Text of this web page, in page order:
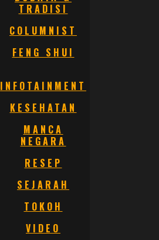
TRADISI
COLUMNIST
FENG SHUI
INFOTAINMENT
KESEHATAN
MANCA
NEGARA
RESEP
SEJARAH
TOKOH
VIDEO